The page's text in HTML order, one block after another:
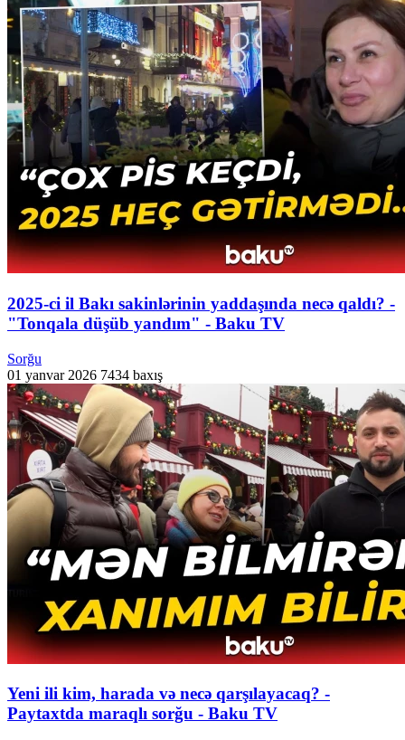
2025-ci il Bakı sakinlərinin yaddaşında necə qaldı? -
"Tonqala düşüb yandım" - Baku TV
Sorğu
01 yanvar 2026 7434 baxış
Yeni ili kim, harada və necə qarşılayacaq? -
Paytaxtda maraqlı sorğu - Baku TV